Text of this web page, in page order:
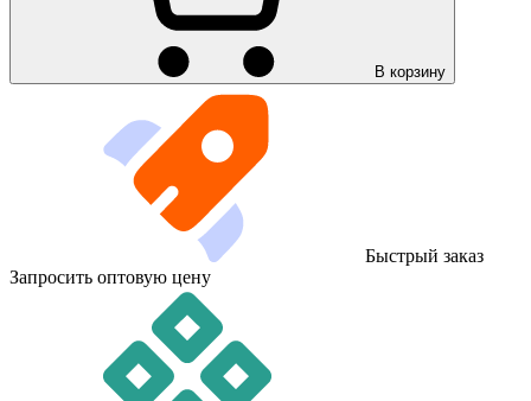
В корзину
Быстрый заказ
Запросить оптовую цену